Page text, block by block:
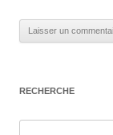
RECHERCHE